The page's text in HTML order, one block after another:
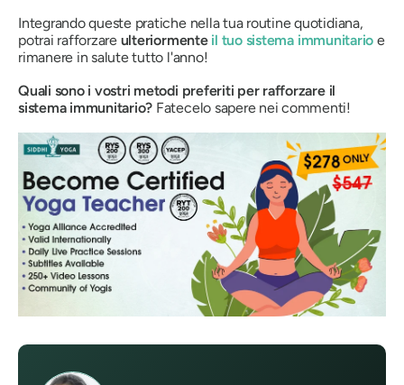
Integrando queste pratiche nella tua routine quotidiana,
potrai rafforzare ulteriormente il tuo sistema immunitario e
rimanere in salute tutto l'anno!
Quali sono i vostri metodi preferiti per rafforzare il
sistema immunitario? Fatecelo sapere nei commenti!